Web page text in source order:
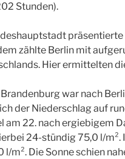
Stunden).
präsentierte
zählte Berlin mit
Hier ermittelten
Brandenburg war nach
der Niederschlag auf
am 22. nach ergiebigem
24-stündig 75,0 l/
m². Die Sonne schien